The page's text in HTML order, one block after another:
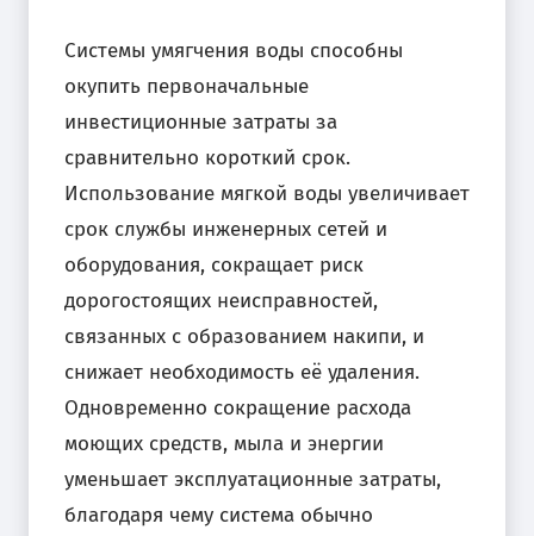
Системы умягчения воды способны
окупить первоначальные
инвестиционные затраты за
сравнительно короткий срок.
Использование мягкой воды увеличивает
срок службы инженерных сетей и
оборудования, сокращает риск
дорогостоящих неисправностей,
связанных с образованием накипи, и
снижает необходимость её удаления.
Одновременно сокращение расхода
моющих средств, мыла и энергии
уменьшает эксплуатационные затраты,
благодаря чему система обычно